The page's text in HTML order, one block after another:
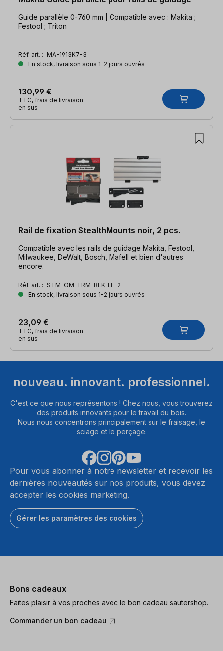
Guide parallèle 0-760 mm | Compatible avec : Makita ;
Festool ; Triton
Réf. art. : MA-1913K7-3
En stock, livraison sous 1-2 jours ouvrés
130,99 €
TTC, frais de livraison
en sus
Rail de fixation StealthMounts noir, 2 pcs.
Compatible avec les rails de guidage Makita, Festool,
Milwaukee, DeWalt, Bosch, Mafell et bien d'autres
encore.
Réf. art. : STM-OM-TRM-BLK-LF-2
En stock, livraison sous 1-2 jours ouvrés
23,09 €
TTC, frais de livraison
en sus
nouveau. innovant. professionnel.
C'est ce que nous représentons ! Chez nous, vous trouverez
des produits innovants pour le travail du bois.
Nous nous concentrons principalement sur le fraisage, le
sciage et le perçage.
Pour vous abonner à notre newsletter et recevoir les
dernières nouveautés sur nos produits, vous devez
accepter les cookies marketing.
Gérer les paramètres des cookies
Bons cadeaux
Faites plaisir à vos proches avec le bon cadeau sautershop.
Commander un bon cadeau